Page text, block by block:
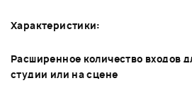
Характеристики:
Расширенное количество входов
студии или на сцене